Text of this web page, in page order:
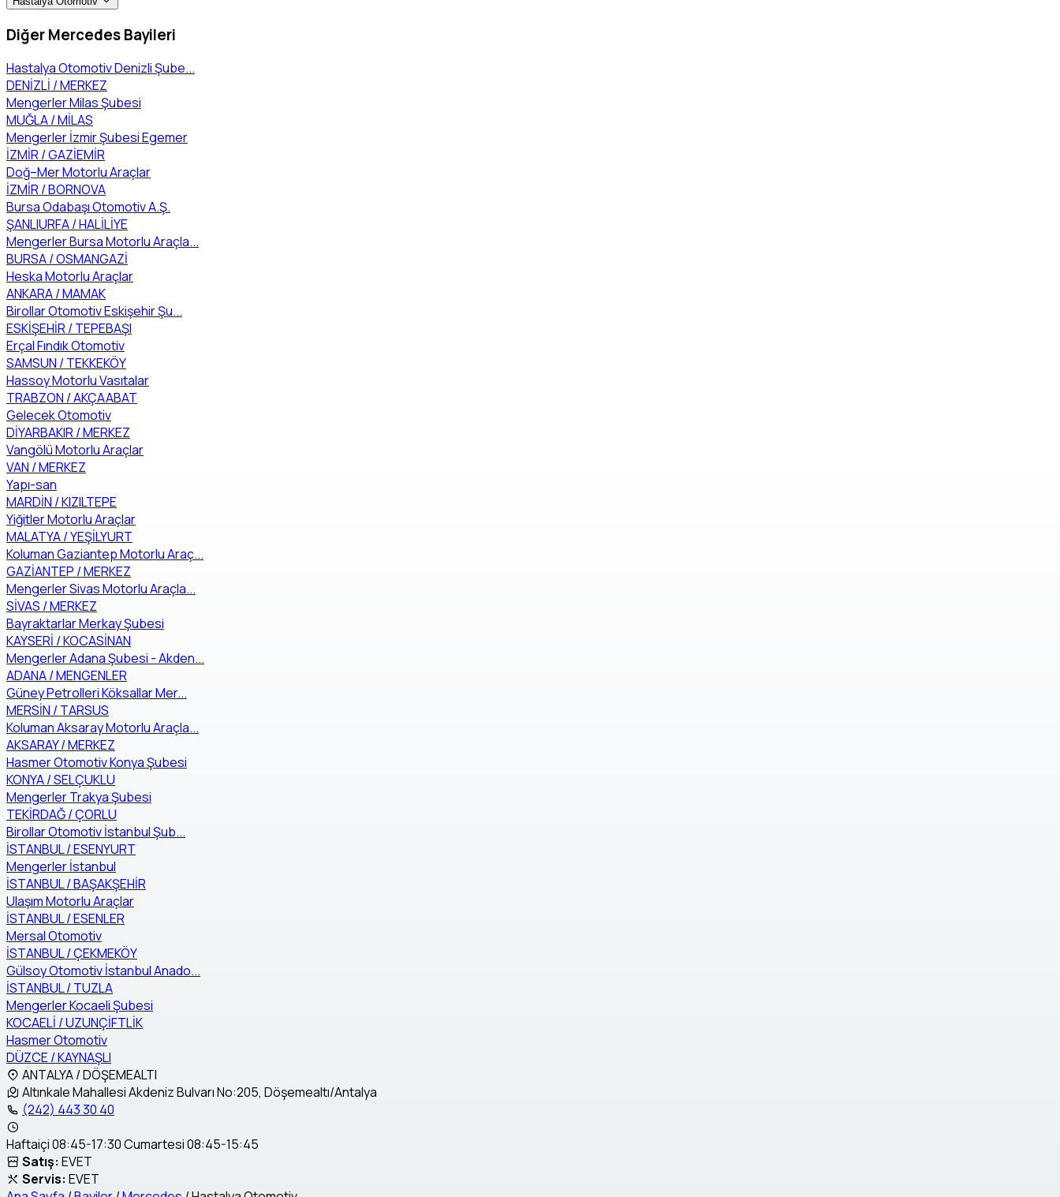
Diğer Mercedes Bayileri
Hastalya Otomotiv Denizli Şube...
DENİZLİ / MERKEZ
Mengerler Milas Şubesi
MUĞLA / MİLAS
Mengerler İzmir Şubesi Egemer
İZMİR / GAZİEMİR
Doğ–Mer Motorlu Araçlar
İZMİR / BORNOVA
Bursa Odabaşı Otomotiv A.Ş.
ŞANLIURFA / HALİLİYE
Mengerler Bursa Motorlu Araçla...
BURSA / OSMANGAZİ
Heska Motorlu Araçlar
ANKARA / MAMAK
Birollar Otomotiv Eskişehir Şu...
ESKİŞEHİR / TEPEBAŞI
Erçal Fındık Otomotiv
SAMSUN / TEKKEKÖY
Hassoy Motorlu Vasıtalar
TRABZON / AKÇAABAT
Gelecek Otomotiv
DİYARBAKIR / MERKEZ
Vangölü Motorlu Araçlar
VAN / MERKEZ
Yapı-san
MARDİN / KIZILTEPE
Yiğitler Motorlu Araçlar
MALATYA / YEŞİLYURT
Koluman Gaziantep Motorlu Araç...
GAZİANTEP / MERKEZ
Mengerler Sivas Motorlu Araçla...
SİVAS / MERKEZ
Bayraktarlar Merkay Şubesi
KAYSERİ / KOCASİNAN
Mengerler Adana Şubesi - Akden...
ADANA / MENGENLER
Güney Petrolleri Köksallar Mer...
MERSİN / TARSUS
Koluman Aksaray Motorlu Araçla...
AKSARAY / MERKEZ
Hasmer Otomotiv Konya Şubesi
KONYA / SELÇUKLU
Mengerler Trakya Şubesi
TEKİRDAĞ / ÇORLU
Birollar Otomotiv İstanbul Şub...
İSTANBUL / ESENYURT
Mengerler İstanbul
İSTANBUL / BAŞAKŞEHİR
Ulaşım Motorlu Araçlar
İSTANBUL / ESENLER
Mersal Otomotiv
İSTANBUL / ÇEKMEKÖY
Gülsoy Otomotiv İstanbul Anado...
İSTANBUL / TUZLA
Mengerler Kocaeli Şubesi
KOCAELİ / UZUNÇİFTLİK
Hasmer Otomotiv
DÜZCE / KAYNAŞLI
ANTALYA / DÖŞEMEALTI
Altınkale Mahallesi Akdeniz Bulvarı No:205, Döşemealtı/Antalya
(242) 443 30 40
Haftaiçi 08:45-17:30 Cumartesi 08:45-15:45
Satış: EVET
Servis: EVET